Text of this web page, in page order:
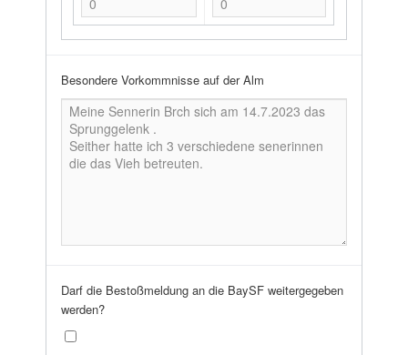
Besondere Vorkommnisse auf der Alm
Darf die Bestoßmeldung an die BaySF weitergegeben
werden?